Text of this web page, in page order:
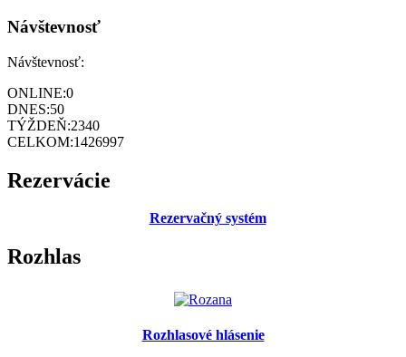
Návštevnosť
Návštevnosť:
ONLINE:0
DNES:50
TÝŽDEŇ:2340
CELKOM:1426997
Rezervácie
Rezervačný systém
Rozhlas
Rozhlasové hlásenie